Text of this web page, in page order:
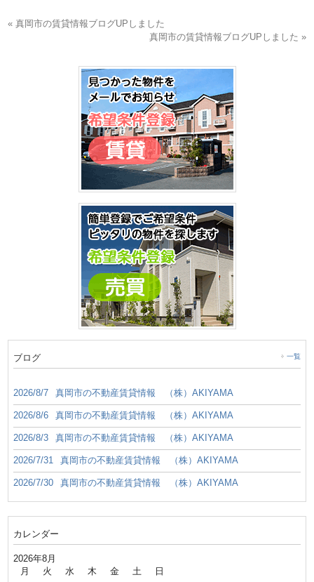
« 真岡市の賃貸情報ブログUPしました
真岡市の賃貸情報ブログUPしました »
ブログ 一覧
2026/8/7 真岡市の不動産賃貸情報 （株）AKIYAMA
2026/8/6 真岡市の不動産賃貸情報 （株）AKIYAMA
2026/8/3 真岡市の不動産賃貸情報 （株）AKIYAMA
2026/7/31 真岡市の不動産賃貸情報 （株）AKIYAMA
2026/7/30 真岡市の不動産賃貸情報 （株）AKIYAMA
カレンダー
2026年8月
月 火 水 木 金 土 日